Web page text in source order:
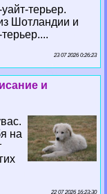
терьер.
Шотландии и
23 07 2026 0:26:23
и
на
22 07 2026 16:23:30